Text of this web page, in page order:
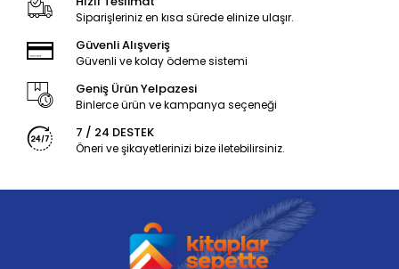
Siparişleriniz en kısa sürede elinize ulaşır.
Güvenli Alışveriş
Güvenli ve kolay ödeme sistemi
Geniş Ürün Yelpazesi
Binlerce ürün ve kampanya seçeneği
7 / 24 DESTEK
Öneri ve şikayetlerinizi bize iletebilirsiniz.